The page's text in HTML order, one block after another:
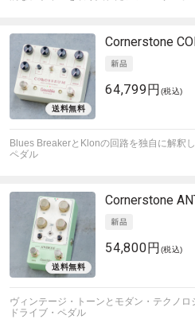
Cornerstone
64,799円 (税込)
Blues BreakerとKlonの回路を独自に解釈
ペダル
Cornerstone
54,800円 (税込)
ヴィンテージ・トーンとモダン・テクノ
ドライブ・ペダル